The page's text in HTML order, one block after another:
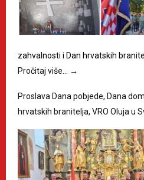
zahvalnosti i Dan hrvatskih
Pročitaj više…
→
Proslava Dana pobjede, Dana
hrvatskih branitelja, VRO Oluja u